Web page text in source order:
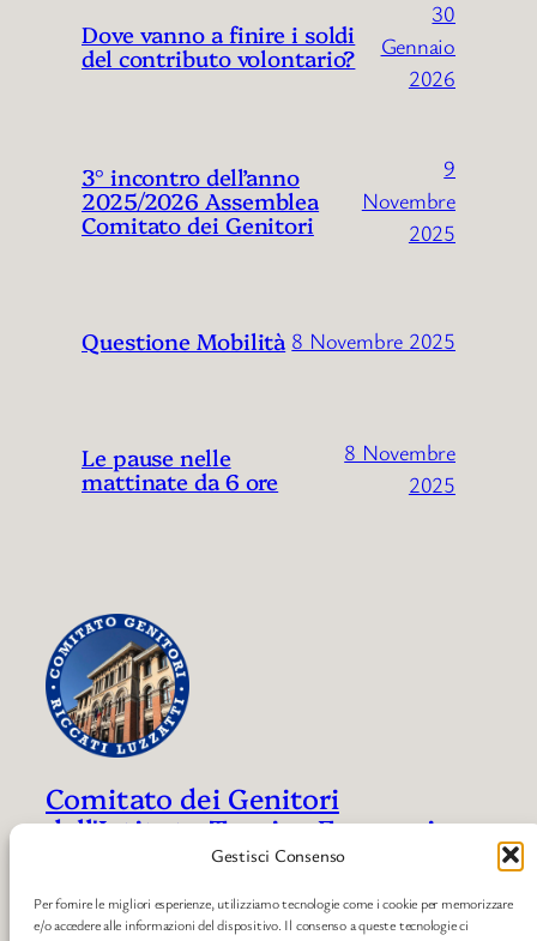
Gestisci Consenso
Per fornire le migliori esperienze, utilizziamo tecnologie come i cookie per memorizzare
e/o accedere alle informazioni del dispositivo. Il consenso a queste tecnologie ci
Dove vanno a finire i soldi
del contributo volontario?
30
Gennaio
2026
3° incontro dell’anno
2025/2026 Assemblea
Comitato dei Genitori
9
Novembre
2025
Questione Mobilità 8 Novembre 2025
Le pause nelle
mattinate da 6 ore
8 Novembre
2025
Comitato dei Genitori
dell'Istituto Tecnico Economico e
Liceo Economico Sociale "Riccati
– Luzzatti" di Treviso